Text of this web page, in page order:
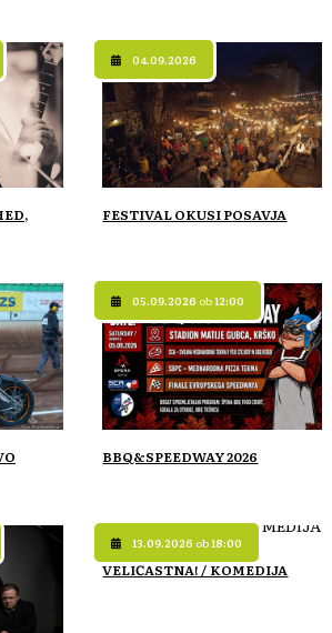
04.09.2026
FESTIVAL OKUSI POSAVJA
05.09.2026 ob12:00
BBQ&SPEEDWAY 2026
13.09.2026 ob18:00
VELIČASTNA! / KOMEDIJA